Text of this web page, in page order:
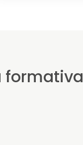
formativa